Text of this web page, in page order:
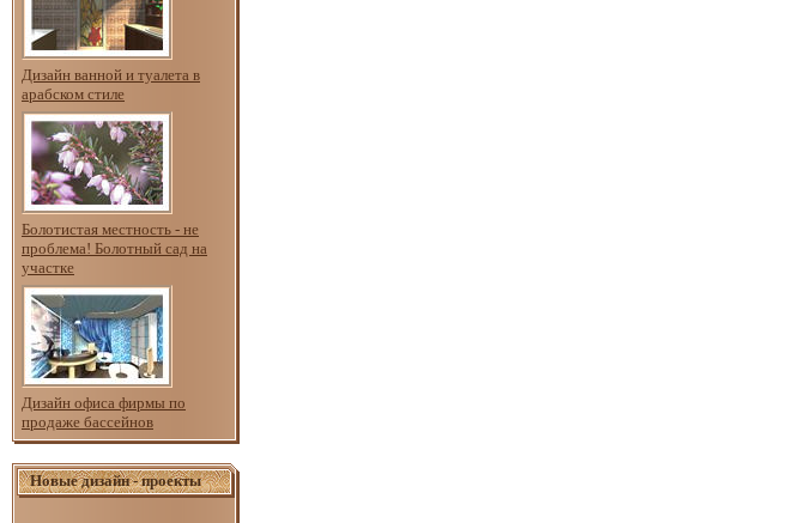
Дизайн ванной и туалета в
арабском стиле
Болотистая местность - не
проблема! Болотный сад на
участке
Дизайн офиса фирмы по
продаже бассейнов
Новые дизайн - проекты